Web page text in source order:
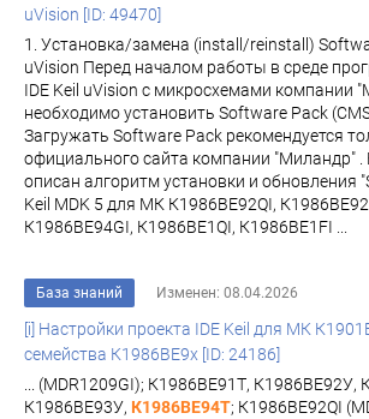
uVision [ID: 49470]
1. Установка/замена (install/reinstall)
uVision Перед началом работы в среде
IDE Keil uVision с микросхемами компании
необходимо установить Software Pack
Загружать Software Pack рекомендуется
официального сайта компании "Миландр" .
описан алгоритм установки и обновления
Keil MDK 5 для МК К1986ВЕ92QI,
К1986ВЕ94GI, К1986ВЕ1QI, К1986ВЕ1FI ...
База знаний Изменен: 08.04.2026
[i] Настройки проекта IDE Keil для МК
семейства К1986ВЕ9x [ID: 24186]
... (MDR1209GI); К1986ВЕ91Т, К1986ВЕ92У,
К1986ВЕ93У, К1986ВЕ94Т; К1986ВЕ92QI